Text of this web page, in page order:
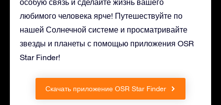
особую связь и сделайте жизнь вашего
любимого человека ярче! Путешествуйте по
нашей Солнечной системе и просматривайте
звезды и планеты с помощью приложения OSR
Star Finder!
Скачать приложение OSR Star Finder